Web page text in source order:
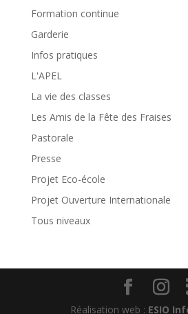
Formation continue
Garderie
Infos pratiques
L'APEL
La vie des classes
Les Amis de la Fête des Fraises
Pastorale
Presse
Projet Eco-école
Projet Ouverture Internationale
Tous niveaux
Réalisation web : ESIO